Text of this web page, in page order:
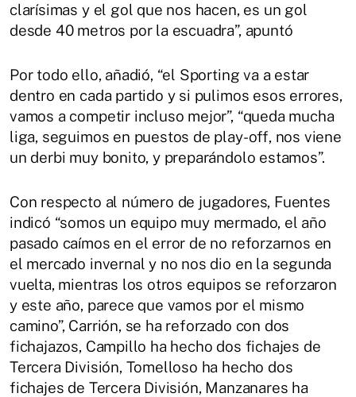
clarísimas y el gol que nos hacen, es un gol
desde 40 metros por la escuadra”, apuntó
Por todo ello, añadió, “el Sporting va a estar
dentro en cada partido y si pulimos esos errores,
vamos a competir incluso mejor”, “queda mucha
liga, seguimos en puestos de play-off, nos viene
un derbi muy bonito, y preparándolo estamos”.
Con respecto al número de jugadores, Fuentes
indicó “somos un equipo muy mermado, el año
pasado caímos en el error de no reforzarnos en
el mercado invernal y no nos dio en la segunda
vuelta, mientras los otros equipos se reforzaron
y este año, parece que vamos por el mismo
camino”, Carrión, se ha reforzado con dos
fichajazos, Campillo ha hecho dos fichajes de
Tercera División, Tomelloso ha hecho dos
fichajes de Tercera División, Manzanares ha